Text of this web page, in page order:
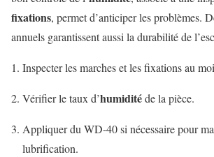
fixations, permet d’anticiper les problèmes.
annuels garantissent aussi la durabilité de
Inspecter les marches et les fixations au
Vérifier le taux d’humiditéde la pièce.
Appliquer du WD-40 si nécessaire pour
lubrification.